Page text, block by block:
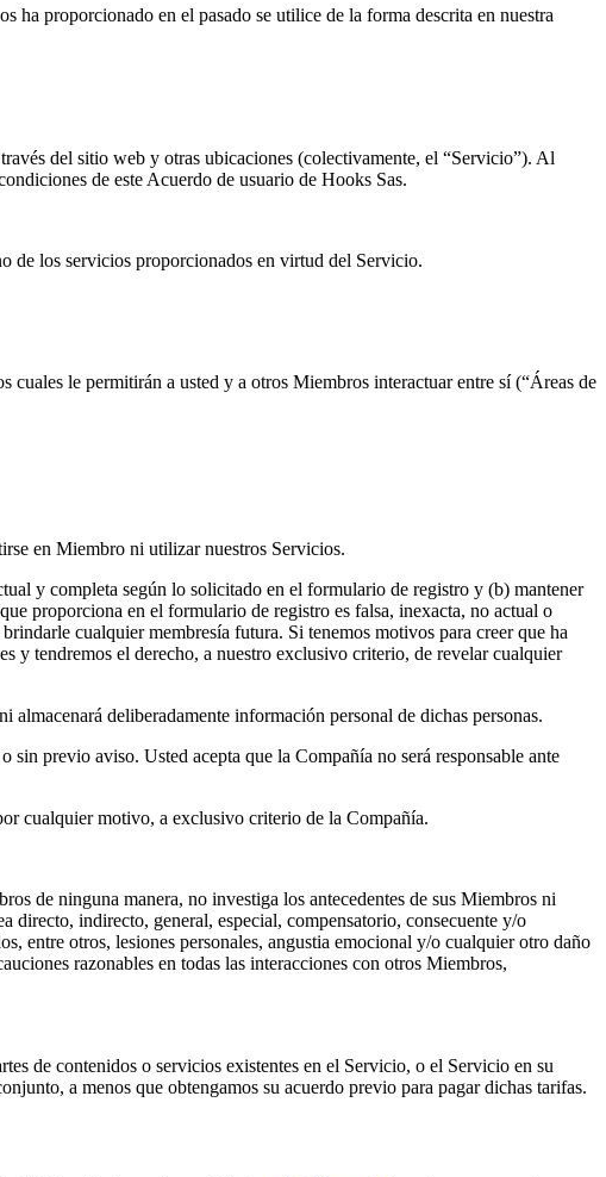
proporcionado en el pasado se utilice de la forma descrita en nuestra
del sitio web y otras ubicaciones (colectivamente, el “Servicio”). Al
de este Acuerdo de usuario de Hooks Sas.
de los servicios proporcionados en virtud del Servicio.
le permitirán a usted y a otros Miembros interactuar entre sí (“Áreas de
en Miembro ni utilizar nuestros Servicios.
y completa según lo solicitado en el formulario de registro y (b) mantener
proporciona en el formulario de registro es falsa, inexacta, no actual o
cualquier membresía futura. Si tenemos motivos para creer que ha
y tendremos el derecho, a nuestro exclusivo criterio, de revelar cualquier
deliberadamente información personal de dichas personas.
previo aviso. Usted acepta que la Compañía no será responsable ante
cualquier motivo, a exclusivo criterio de la Compañía.
de ninguna manera, no investiga los antecedentes de sus Miembros ni
directo, indirecto, general, especial, compensatorio, consecuente y/o
entre otros, lesiones personales, angustia emocional y/o cualquier otro daño
razonables en todas las interacciones con otros Miembros,
de contenidos o servicios existentes en el Servicio, o el Servicio en su
a menos que obtengamos su acuerdo previo para pagar dichas tarifas.